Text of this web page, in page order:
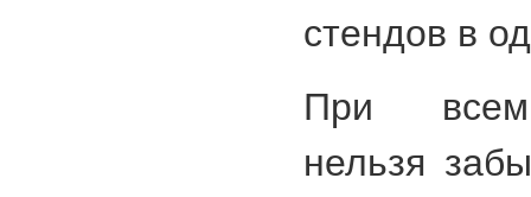
стендов в
При всем
нельзя